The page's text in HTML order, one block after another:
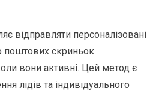
відправляти персоналізовані
поштових скриньок
вони активні. Цей метод є
лідів та індивідуального